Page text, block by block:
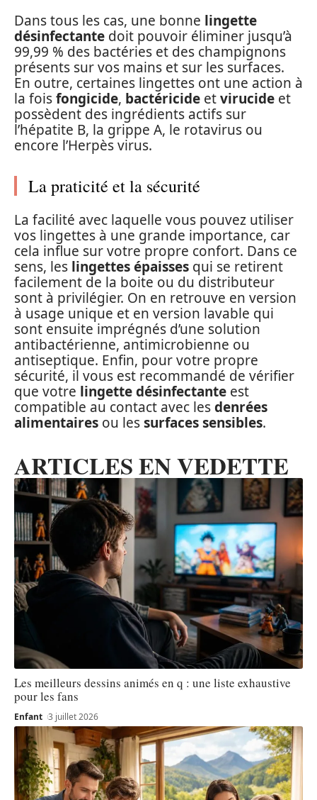
Dans tous les cas, une bonne lingette
désinfectante doit pouvoir éliminer jusqu’à
99,99 % des bactéries et des champignons
présents sur vos mains et sur les surfaces.
En outre, certaines lingettes ont une action à
la foisfongicide, bactéricide etvirucide et
possèdent des ingrédients actifs sur
l’hépatite B, la grippe A, le rotavirus ou
encore l’Herpès virus.
La praticité et la sécurité
La facilité avec laquelle vous pouvez utiliser
vos lingettes à une grande importance, car
cela influe sur votre propre confort. Dans ce
sens, les lingettes épaisses qui se retirent
facilement de la boite ou du distributeur
sont à privilégier. On en retrouve en version
à usage unique et en version lavable qui
sont ensuite imprégnés d’une solution
antibactérienne, antimicrobienne ou
antiseptique. Enfin, pour votre propre
sécurité, il vous est recommandé de vérifier
que votre lingette désinfectante est
compatible au contact avec lesdenrées
alimentaires ou lessurfaces sensibles.
ARTICLES EN VEDETTE
Les meilleurs dessins animés en q : une liste exhaustive
pour les fans
Enfant 3 juillet 2026